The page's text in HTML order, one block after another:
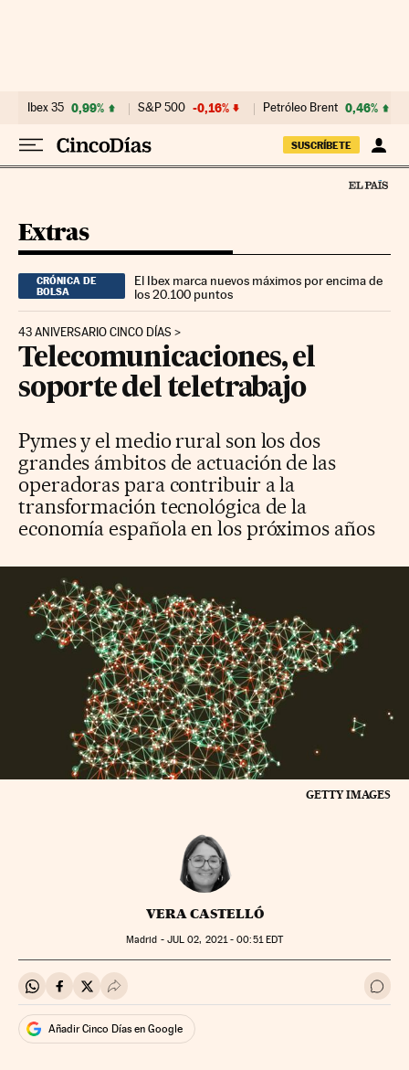
Ibex 35 0,99% S&P 500 -0,16% Petróleo Brent 0,46%
SUSCRÍBETE
Extras
CRÓNICA DE
BOLSA
El Ibex marca nuevos máximos por encima de
los 20.100 puntos
43 ANIVERSARIO CINCO DÍAS
Telecomunicaciones, el
soporte del teletrabajo
Pymes y el medio rural son los dos
grandes ámbitos de actuación de las
operadoras para contribuir a la
transformación tecnológica de la
economía española en los próximos años
GETTY IMAGES
VERA CASTELLÓ
Madrid - JUL 02, 2021 - 00:51EDT
Compartir en Whatsapp
Compartir en Facebook
Compartir en Twitter
Desplegar Redes Sociales Ir a
Añadir Cinco Días en Google